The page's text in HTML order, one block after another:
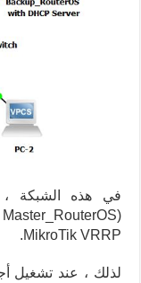
MikroTik VRRP.
لذلك ، عند تشغيل